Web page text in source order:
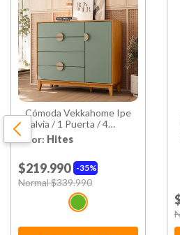
Cómoda Vekkahome Ipe
Salvia / 1 Puerta / 4
Cajones
Por: Hites
35%
$219.990
Price reduced from
Normal $339.990